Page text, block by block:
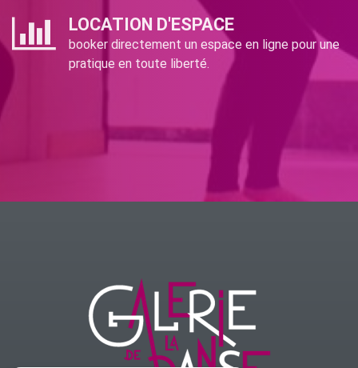
LOCATION D'ESPACE
booker directement un espace en ligne pour une
pratique en toute liberté.